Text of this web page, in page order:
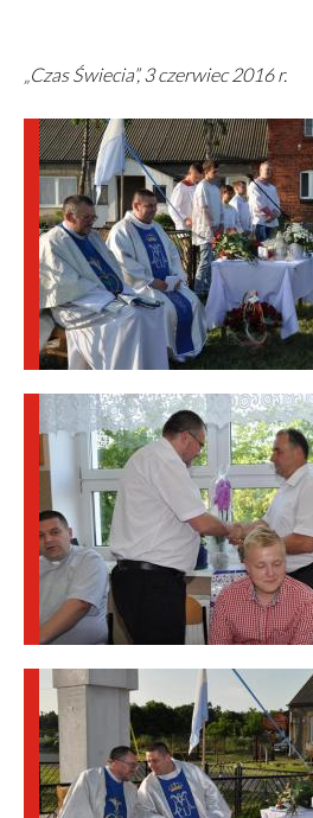
„Czas Świecia”, 3 czerwiec 2016 r.
Obrazki
galerii: